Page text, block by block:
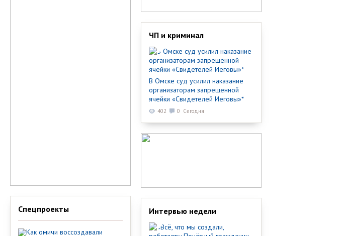
Спецпроекты
ЧП и криминал
В Омске суд усилил наказание
организаторам запрещенной
ячейки «Свидетелей Иеговы»*
402 0 Сегодня
Интервью недели